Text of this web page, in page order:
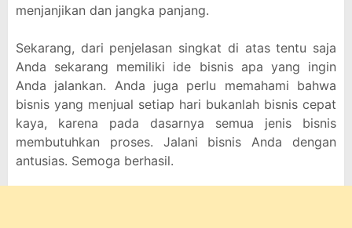
menjanjikan dan jangka panjang.
Sekarang, dari penjelasan singkat di atas tentu saja
Anda sekarang memiliki ide bisnis apa yang ingin
Anda jalankan. Anda juga perlu memahami bahwa
bisnis yang menjual setiap hari bukanlah bisnis cepat
kaya, karena pada dasarnya semua jenis bisnis
membutuhkan proses. Jalani bisnis Anda dengan
antusias. Semoga berhasil.